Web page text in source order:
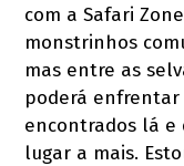
com a Safari
monstrinhos
mas entre as
poderá enfrentar
encontrados lá e
lugar a mais.